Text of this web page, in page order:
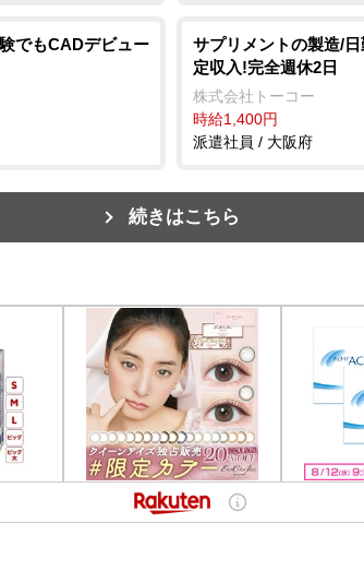
でもCADデビュー
サプリメントの製造/
定収入!完全週休2日
株式会社トーコー
時給1,400円
派遣社員 / 大阪府
続きはこちら